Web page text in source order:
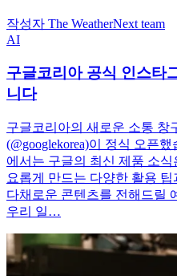
작성자 The WeatherNext team
AI
구글코리아 공식 인스타
니다
구글코리아의 새로운 소통 창
(@googlekorea)이 정식 오픈
에서는 구글의 최신 제품 소
요롭게 만드는 다양한 활용
다채로운 콘텐츠를 전해드릴
우리 일…